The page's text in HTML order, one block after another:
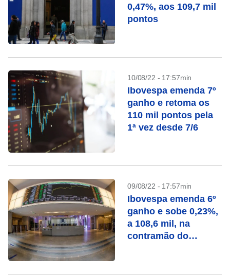
0,47%, aos 109,7 mil
pontos
10/08/22 - 17:57min
Ibovespa emenda 7º
ganho e retoma os
110 mil pontos pela
1ª vez desde 7/6
09/08/22 - 17:57min
Ibovespa emenda 6º
ganho e sobe 0,23%,
a 108,6 mil, na
contramão do